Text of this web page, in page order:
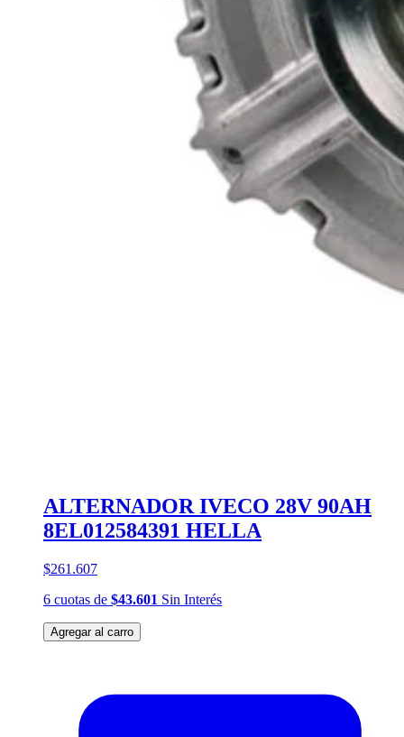
ALTERNADOR IVECO 28V 90AH
8EL012584391 HELLA
$261.607
6 cuotas de $43.601 Sin Interés
Agregar al carro